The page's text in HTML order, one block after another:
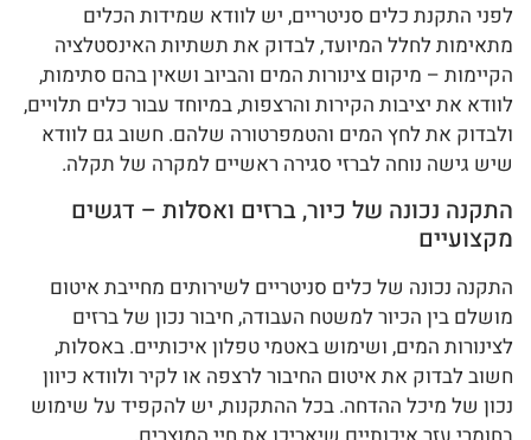
לפני התקנת כלים סניטריים, יש לוודא שמידות הכלים
מתאימות לחלל המיועד, לבדוק את תשתיות האינסטלציה
הקיימות – מיקום צינורות המים והביוב ושאין בהם סתימות,
לוודא את יציבות הקירות והרצפות, במיוחד עבור כלים תלויים,
ולבדוק את לחץ המים והטמפרטורה שלהם. חשוב גם לוודא
שיש גישה נוחה לברזי סגירה ראשיים למקרה של תקלה.
התקנה נכונה של כיור, ברזים ואסלות – דגשים
מקצועיים
התקנה נכונה של כלים סניטריים לשירותים מחייבת איטום
מושלם בין הכיור למשטח העבודה, חיבור נכון של ברזים
לצינורות המים, ושימוש באטמי טפלון איכותיים. באסלות,
חשוב לבדוק את איטום החיבור לרצפה או לקיר ולוודא כיוון
נכון של מיכל ההדחה. בכל ההתקנות, יש להקפיד על שימוש